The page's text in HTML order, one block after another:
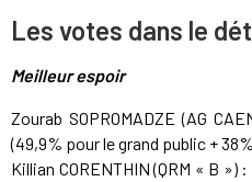
Les votes dans le
Meilleur espoir
Zourab SOPROMADZE (AG
(49,9% pour le grand public +
Killian CORENTHIN (QRM « B ») :